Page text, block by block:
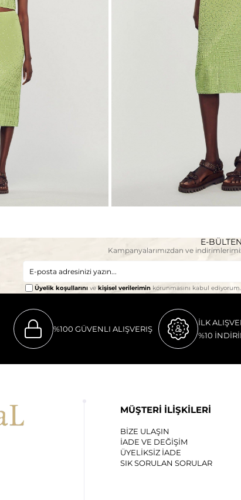
E-
Kampanyalarımızdan ve
Üyelik koşullarını ve kişisel verilerimin korunmasını kabul ediyorum.
%100 GÜVENLI ALIŞVERIŞ
İLK
%10
MÜŞTERİ İLİŞKİLERİ
BİZE ULAŞIN
İADE VE DEĞİŞİM
ÜYELİKSİZ İADE
SIK SORULAN SORULAR